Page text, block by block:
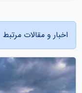
اخبار و مقالات مرتبط